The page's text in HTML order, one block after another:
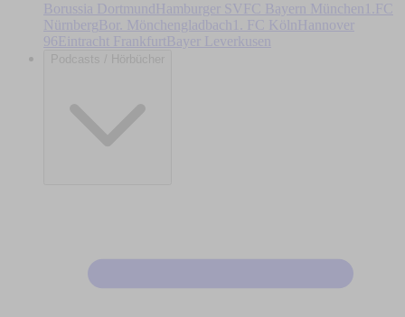
Borussia DortmundHamburger SV FC Bayern München
1.FC
Nürnberg Bor. Mönchengladbach 1. FC Köln
Hannover
96Eintracht Frankfurt Bayer Leverkusen
Podcasts / Hörbücher